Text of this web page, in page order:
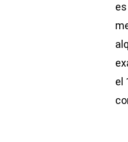
el